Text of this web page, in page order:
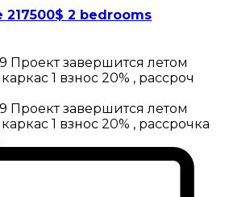
2 bedrooms
Проект завершится летом
1 взнос 20% , рассроч
Проект завершится летом
1 взнос 20% , рассрочка